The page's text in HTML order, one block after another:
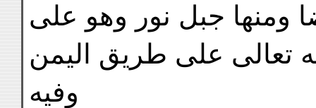
ومنها جبل نور وهو على
تعالى على طريق اليمن
وفيه